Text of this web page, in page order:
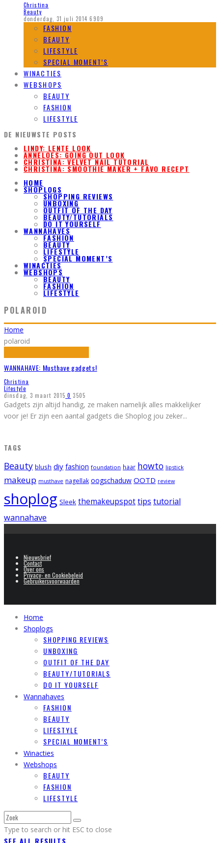
Christina
Beauty
donderdag, 31 juli 2014 6909
FASHION
BEAUTY
LIFESTYLE
SPECIAL MOMENT’S
WINACTIES
WEBSHOPS
BEAUTY
FASHION
LIFESTYLE
DE NIEUWSTE POSTS
LINDY: LENTE LOOK
ANNELOES: GOING OUT LOOK
CHRISTINA: VELVET NAIL TUTORIAL
CHRISTINA: SMOOTHIE MAKER + FAVO RECEPT
HOME
SHOPLOGS
SHOPPING REVIEWS
UNBOXING
OUTFIT OF THE DAY
BEAUTY/TUTORIALS
DO IT YOURSELF
WANNAHAVES
FASHION
BEAUTY
LIFESTYLE
SPECIAL MOMENT’S
WINACTIES
WEBSHOPS
BEAUTY
FASHION
LIFESTYLE
POLAROID
Home
polaroid
WANNAHAVE: Musthave gadgets!
Christina
Lifestyle
dinsdag, 3 maart 2015 0 3505
Gadgets zijn altijd handig, ze maken namelijk alles makkelijker
voor je! Er zijn een aantal gadgets die Shoplog jou zeker...
TAGS
Beauty blush diy fashion foundation haar howto lipstick
makeup musthave nagellak oogschaduw OOTD review
shoplog Sleek themakeupspottips tutorial
wannahave
Nieuwsbrief
Contact
Over ons
Privacy- en Cookiebeleid
Gebruikersvoorwaarden
Home
Shoplogs
SHOPPING REVIEWS
UNBOXING
OUTFIT OF THE DAY
BEAUTY/TUTORIALS
DO IT YOURSELF
Wannahaves
FASHION
BEAUTY
LIFESTYLE
SPECIAL MOMENT’S
Winacties
Webshops
BEAUTY
FASHION
LIFESTYLE
Type to search or hit ESC to close
SEE ALL RESULTS